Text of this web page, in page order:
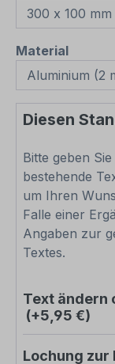
Material
Diesen
Bitte geben
bestehende
um Ihren
Falle einer
Angaben zur
Textes.
Text ändern
(+5,95 €)
Lochung zur